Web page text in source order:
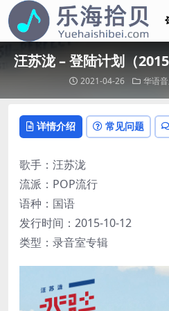
汪苏泷 – 登陆计划（
2021-04-26 华语
详情介绍 常见问题
歌手：汪苏泷
流派：POP流行
语种：国语
发行时间：2015-10-12
类型：录音室专辑